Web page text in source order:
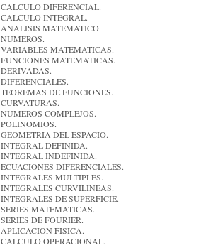
CALCULO DIFERENCIAL.
CALCULO INTEGRAL.
ANALISIS MATEMATICO.
NUMEROS.
VARIABLES MATEMATICAS.
FUNCIONES MATEMATICAS.
DERIVADAS.
DIFERENCIALES.
TEOREMAS DE FUNCIONES.
CURVATURAS.
NUMEROS COMPLEJOS.
POLINOMIOS.
GEOMETRIA DEL ESPACIO.
INTEGRAL DEFINIDA.
INTEGRAL INDEFINIDA.
ECUACIONES DIFERENCIALES.
INTEGRALES MULTIPLES.
INTEGRALES CURVILINEAS.
INTEGRALES DE SUPERFICIE.
SERIES MATEMATICAS.
SERIES DE FOURIER.
APLICACION FISICA.
CALCULO OPERACIONAL.